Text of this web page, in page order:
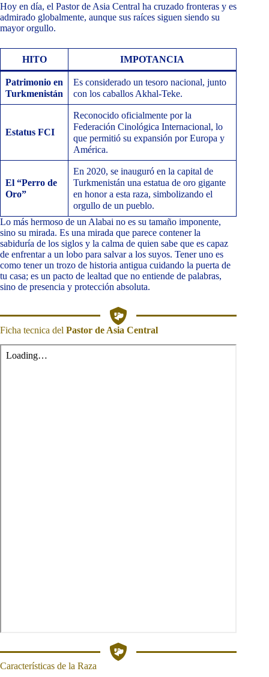
Hoy en día, el Pastor de Asia Central ha cruzado fronteras y es
admirado globalmente, aunque sus raíces siguen siendo su
mayor orgullo.
HITO IMPOTANCIA
Patrimonio en
Turkmenistán
Es considerado un tesoro nacional, junto
con los caballos Akhal-Teke.
Estatus FCI
Reconocido oficialmente por la
Federación Cinológica Internacional, lo
que permitió su expansión por Europa y
América.
El “Perro de
Oro”
En 2020, se inauguró en la capital de
Turkmenistán una estatua de oro gigante
en honor a esta raza, simbolizando el
orgullo de un pueblo.
Lo más hermoso de un Alabai no es su tamaño imponente,
sino su mirada. Es una mirada que parece contener la
sabiduría de los siglos y la calma de quien sabe que es capaz
de enfrentar a un lobo para salvar a los suyos. Tener uno es
como tener un trozo de historia antigua cuidando la puerta de
tu casa; es un pacto de lealtad que no entiende de palabras,
sino de presencia y protección absoluta.
Ficha tecnica del Pastor de Asia Central
Características de la Raza